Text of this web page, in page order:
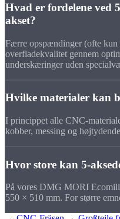
Hvad er fordelene ved
akset?
Færre opspændinger (ofte kun
overfladekvalitet gennem
underskæringer uden
Hvilke materialer kan
I princippet alle CNC-
kobber, messing og
Hvor store kan 5-
På vores DMG MORI
550 × 510 mm. For større